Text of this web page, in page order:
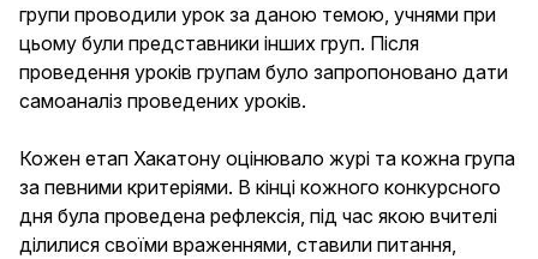
групи проводили урок за даною темою, учнями при
цьому були представники інших груп. Після
проведення уроків групам було запропоновано дати
самоаналіз проведених уроків.
Кожен етап Хакатону оцінювало журі та кожна група
за певними критеріями. В кінці кожного конкурсного
дня була проведена рефлексія, під час якою вчителі
ділилися своїми враженнями, ставили питання,